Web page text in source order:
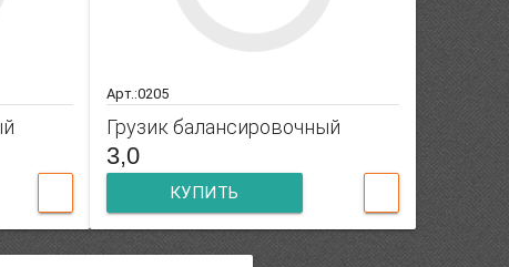
Арт.:0205
Грузик балансировочный
3,0
КУПИТЬ